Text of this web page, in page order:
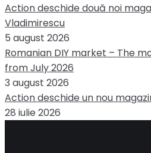
Action deschide două noi
Vladimirescu
5 august 2026
Romanian DIY market – The
from July 2026
3 august 2026
Action deschide un nou
28 iulie 2026